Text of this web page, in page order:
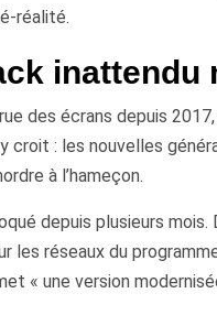
réalité.
inattendu
des écrans depuis
croit : les nouvelles
à l’hameçon.
depuis plusieurs mois.
les réseaux du
« une version